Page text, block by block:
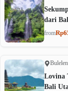
dari
from
Lovina
Bali